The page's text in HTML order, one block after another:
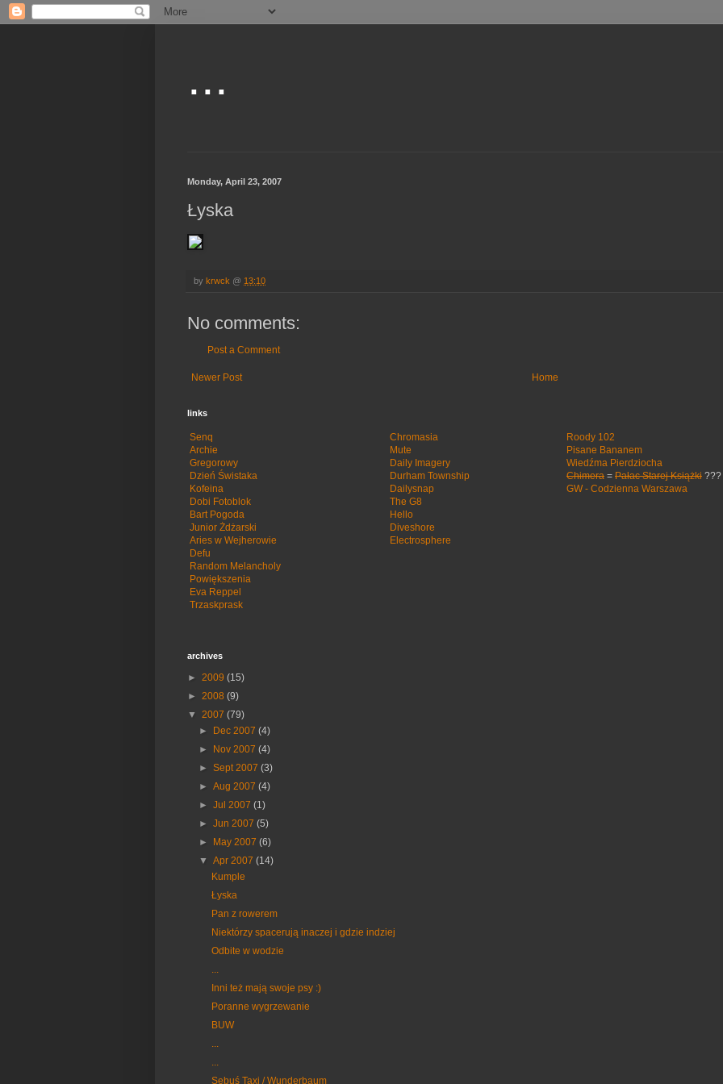
...
Monday, April 23, 2007
Łyska
by krwck @ 13:10
No comments:
Post a Comment
Newer Post Home
links
Senq
Archie
Gregorowy
Dzień Świstaka
Kofeina
Dobi Fotoblok
Bart Pogoda
Junior Żdżarski
Aries w Wejherowie
Defu
Random Melancholy
Powiększenia
Eva Reppel
Trzaskprask
Chromasia
Mute
Daily Imagery
Durham Township
Dailysnap
The G8
Hello
Diveshore
Electrosphere
Roody 102
Pisane Bananem
Wiedźma Pierdziocha
Chimera = Pałac Starej Książki ???
GW - Codzienna Warszawa
archives
► 2009 (15)
► 2008 (9)
▼ 2007 (79)
► Dec 2007(4)
► Nov 2007(4)
►Sept 2007(3)
►Aug 2007(4)
►Jul 2007(1)
►Jun 2007(5)
► May 2007(6)
▼Apr 2007(14)
Kumple
Łyska
Pan z rowerem
Niektórzy spacerują inaczej i gdzie indziej
Odbite w wodzie
Inni też mają swoje psy :)
Poranne wygrzewanie
BUW
Sebuś Taxi / Wunderbaum